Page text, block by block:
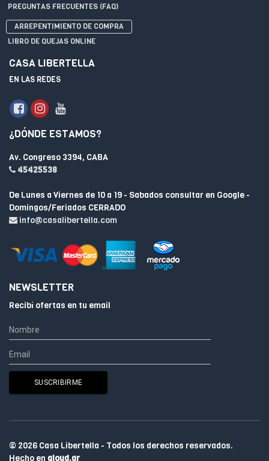
PREGUNTAS FRECUENTES (FAQ)
ARREPENTIMIENTO DE COMPRA
LIBRO DE QUEJAS ONLINE
CASA LIBERTELLA
EN LAS REDES
¿DÓNDE ESTAMOS?
Av. Congreso 3394, CABA
45425538
De Lunes a Viernes de 10 a 19 - Sabados consultar en Google -
Domingos/Feriados CERRADO
info@casalibertella.com
NEWSLETTER
Recibí ofertas en tu email
© 2026 Casa Libertella - Todos los derechos reservados.
Hecho en qloud.ar